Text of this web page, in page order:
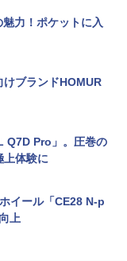
力！ポケットに入
けブランドHOMUR
Q7D Pro」。圧巻の
上体験に
イール「CE28 N-p
上